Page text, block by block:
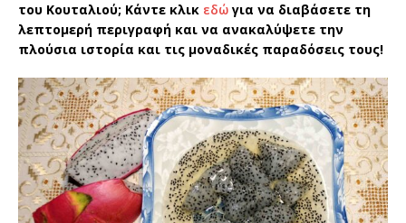
του Κουταλιού; Κάντε κλικ εδώ για να διαβάσετε τη
λεπτομερή περιγραφή και να ανακαλύψετε την
πλούσια ιστορία και τις μοναδικές παραδόσεις τους!